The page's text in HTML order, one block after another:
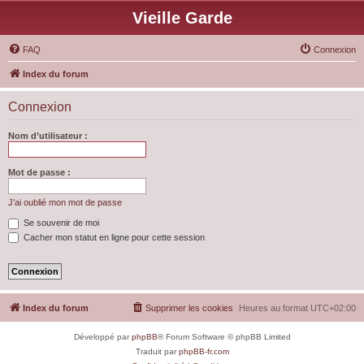
Vieille Garde
FAQ Connexion
Index du forum
Connexion
Nom d’utilisateur :
Mot de passe :
J’ai oublié mon mot de passe
Se souvenir de moi
Cacher mon statut en ligne pour cette session
Index du forum Heures au format UTC+02:00
Supprimer les cookies
Développé parphpBB® Forum Software © phpBB Limited
Traduit parphpBB-fr.com